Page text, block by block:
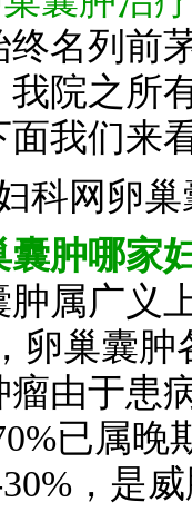
名列前
院之所
面我们来
科网卵
囊肿哪家
属广义
卵巢囊肿
由于患
已属晚
，是